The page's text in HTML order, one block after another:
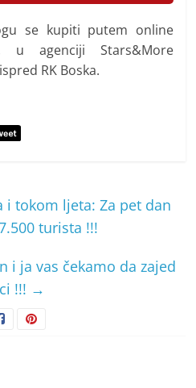
se kupiti putem online
u agenciji Stars&More
RK Boska.
i tokom ljeta: Za pet dan
turista !!!
i ja vas čekamo da zajed
!!! →